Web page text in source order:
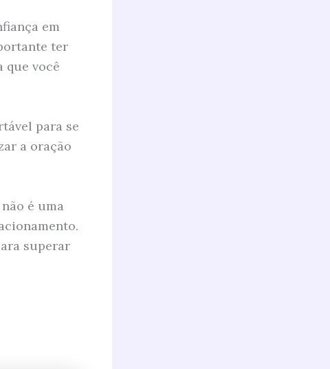
em
ter
que você
para se
a oração
é uma
superar